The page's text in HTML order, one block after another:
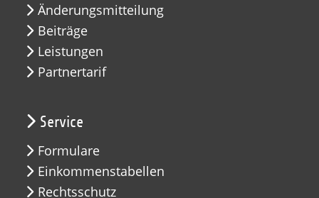
Änderungsmitteilung
Beiträge
Leistungen
Partnertarif
Service
Formulare
Einkommenstabellen
Rechtsschutz